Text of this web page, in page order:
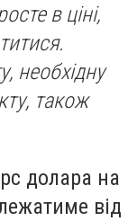
в ціні,
необхідну
також
долара на
від